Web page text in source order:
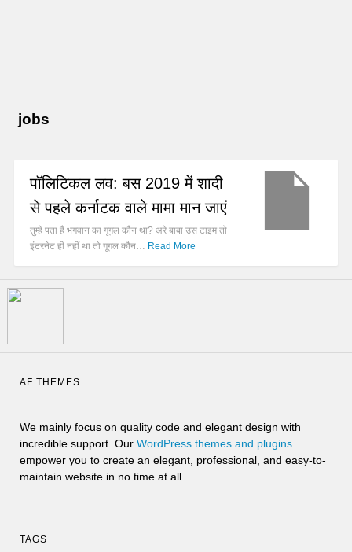
jobs
पॉलिटिकल लव: बस 2019 में शादी
से पहले कर्नाटक वाले मामा मान जाएं
तुम्हें पता है भगवान का गूगल कौन था? अरे बाबा उस टाइम तो
इंटरनेट ही नहीं था तो गूगल कौन… Read More
AF THEMES
We mainly focus on quality code and elegant design with
incredible support. Our WordPress themes and plugins
empower you to create an elegant, professional, and easy-to-
maintain website in no time at all.
TAGS